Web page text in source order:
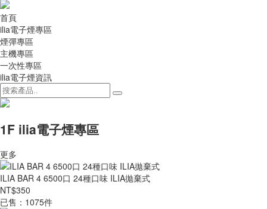
首頁
ilia電子煙專區
煙彈專區
主機專區
一次性專區
ilia電子煙資訊
1F ilia電子煙專區
更多
ILIA BAR 4 6500口 24種口味 ILIA拋棄式
NT$350
已售：1075件